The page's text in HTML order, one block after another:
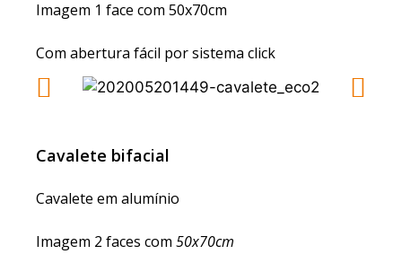
Imagem 1 face com 50x70cm
Com abertura fácil por sistema click
Cavalete bifacial
Cavalete em alumínio
Imagem 2 faces com 50x70cm